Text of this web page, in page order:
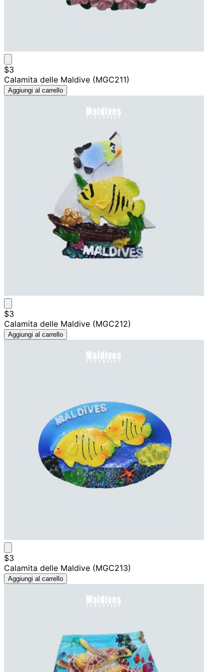
$3
Calamita delle Maldive (MGC211)
Aggiungi al carrello
$3
Calamita delle Maldive (MGC212)
Aggiungi al carrello
$3
Calamita delle Maldive (MGC213)
Aggiungi al carrello